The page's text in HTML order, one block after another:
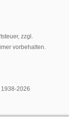
zzgl.
vorbehalten.
2026